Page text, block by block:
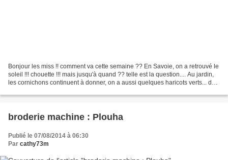
Bonjour les miss !! comment va cette semaine ?? En Savoie, on a retrouvé le
soleil !!! chouette !!! mais jusqu'à quand ?? telle est la question.... Au jardin,
les cornichons continuent à donner, on a aussi quelques haricots verts... du
broderie machine : Plouha
Publié le 07/08/2014 à 06:30
Par cathy73m